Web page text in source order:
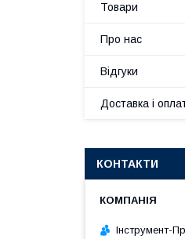
Товари
Про нас
Відгуки
Доставка і
КОНТАКТИ
Інструмент-